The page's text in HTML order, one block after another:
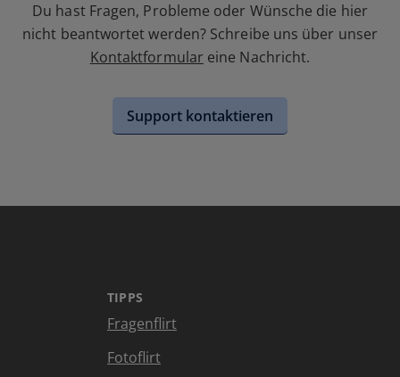
Du hast Fragen, Probleme oder Wünsche die hier
nicht beantwortet werden? Schreibe uns über unser
Kontaktformular eine Nachricht.
Support kontaktieren
TIPPS
Fragenflirt
Fotoflirt